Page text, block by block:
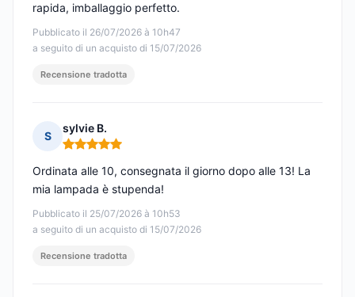
Pubblicato il 26/07/2026 à 10h47
a seguito di un acquisto di 15/07/2026
rapida, imballaggio perfetto.
Recensione tradotta
S
sylvie B.
Nota: 5 su 5
Pubblicato il 25/07/2026 à 10h53
a seguito di un acquisto di 15/07/2026
Ordinata alle 10, consegnata il giorno dopo alle 13! La
mia lampada è stupenda!
Recensione tradotta